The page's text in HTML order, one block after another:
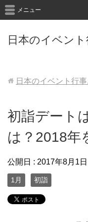
日本のイベン
メニュー
日本のイベント行
初詣デート
は？2018年
公開日 : 2017年8月1日
1月 初詣